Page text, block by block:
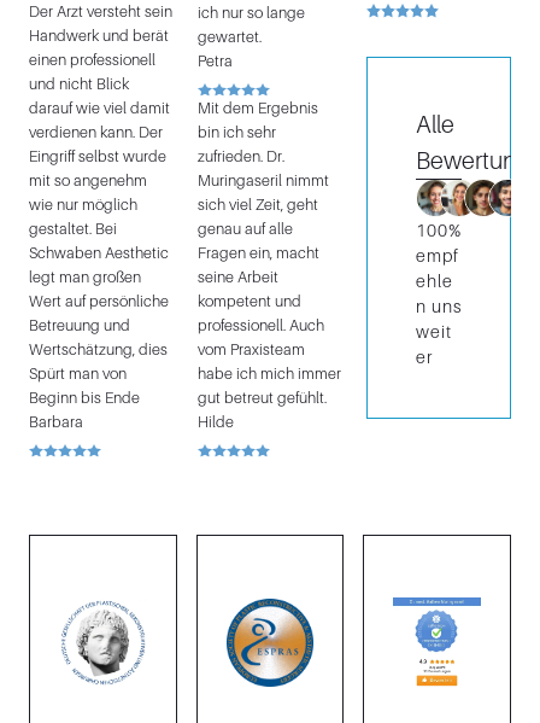
Der Arzt versteht sein
Handwerk und berät
einen professionell
und nicht Blick
darauf wie viel damit
verdienen kann. Der
Eingriff selbst wurde
mit so angenehm
wie nur möglich
gestaltet. Bei
Schwaben Aesthetic
legt man großen
Wert auf persönliche
Betreuung und
Wertschätzung, dies
Spürt man von
Beginn bis Ende
Barbara
ich nur so lange
gewartet.
Petra
Mit dem Ergebnis
bin ich sehr
zufrieden. Dr.
Muringaseril nimmt
sich viel Zeit, geht
genau auf alle
Fragen ein, macht
seine Arbeit
kompetent und
professionell. Auch
vom Praxisteam
habe ich mich immer
gut betreut gefühlt.
Hilde
Alle
100%
empf
ehle
n uns
weit
er